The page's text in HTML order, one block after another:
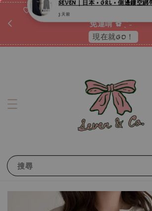
♡ 加入會員消費累積折扣點數 ⟢ 消費
免運唷 ✿ ˎˊ˗
現在就GO！
搜尋